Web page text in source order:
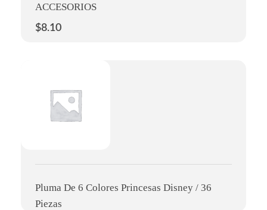
ACCESORIOS
$8.10
Pluma De 6 Colores Princesas Disney / 36
Piezas